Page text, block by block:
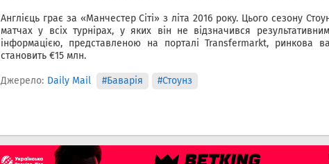
Англієць грає за «Манчестер Сіті» з літа 2016 року. Цього сезону
матчах у всіх турнірах, у яких він не відзначився
інформацією, представленою на порталі Transfermarkt, ринкова
становить €15 млн.
Джерело: Daily Mail #Баварія #Стоунз